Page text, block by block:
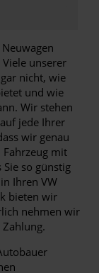
unserer
nicht, wie
und wie
Wir stehen
jede Ihrer
wir genau
mit
Sie so günstig
Ihren VW
bieten wir
nehmen wir